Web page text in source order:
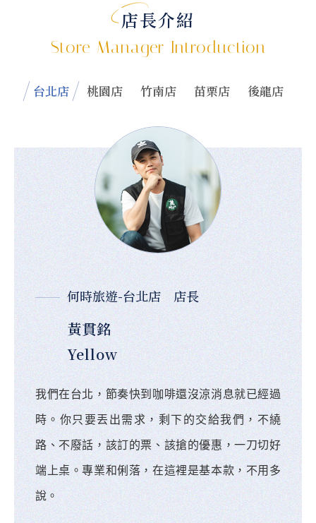
店長介紹
Store Manager Introduction
台北店 桃園店 竹南店 苗栗店 後龍店
何時旅遊-台北店 店長
黃貫銘
Yellow
我們在台北，節奏快到咖啡還沒涼消息就已經過
時。你只要丟出需求，剩下的交給我們，不繞
路、不廢話，該訂的票、該搶的優惠，一刀切好
端上桌。專業和俐落，在這裡是基本款，不用多
說。